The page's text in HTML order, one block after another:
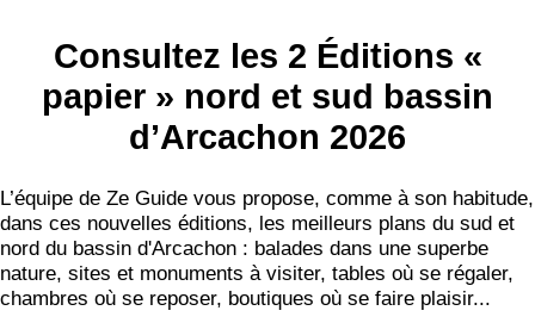
Consultez les 2 Éditions «
papier » nord et sud bassin
d’Arcachon 2026
L’équipe de Ze Guide vous propose, comme à son habitude,
dans ces nouvelles éditions, les meilleurs plans du sud et
nord du bassin d'Arcachon : balades dans une superbe
nature, sites et monuments à visiter, tables où se régaler,
chambres où se reposer, boutiques où se faire plaisir...